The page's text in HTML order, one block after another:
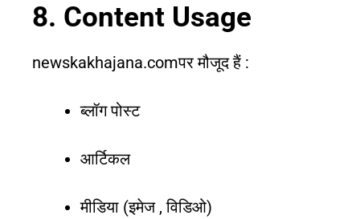
8. Content Usage
newskakhajana.comपर मौजूद हैं :
ब्लॉग पोस्ट
आर्टिकल
मीडिया (इमेज , विडिओ)